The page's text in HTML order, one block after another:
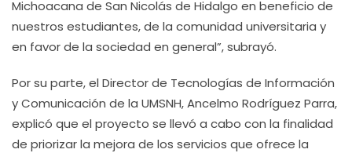
Michoacana de San Nicolás de Hidalgo en beneficio de
nuestros estudiantes, de la comunidad universitaria y
en favor de la sociedad en general”, subrayó.
Por su parte, el Director de Tecnologías de Información
y Comunicación de la UMSNH, Ancelmo Rodríguez Parra,
explicó que el proyecto se llevó a cabo con la finalidad
de priorizar la mejora de los servicios que ofrece la